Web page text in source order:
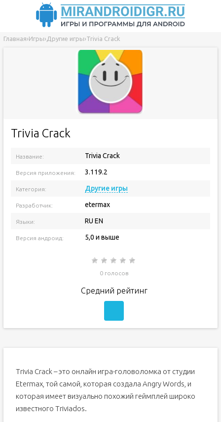
Главная›Игры› Другие игры›Trivia Crack
Trivia Crack
Название: Trivia Crack
Версия приложения: 3.119.2
Категория: Другие игры
Разработчик: etermax
Языки: RU EN
Версия андроид: 5,0 и выше
0 голосов
Средний рейтинг
Trivia Crack – это онлайн игра-головоломка от студии
Etermax, той самой, которая создала Angry Words, и
которая имеет визуально похожий геймплей широко
известного Triviados.